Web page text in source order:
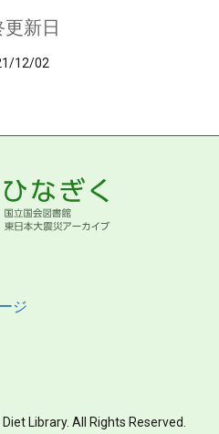
更新日
12/02
ジ
Library. All Rights Reserved.